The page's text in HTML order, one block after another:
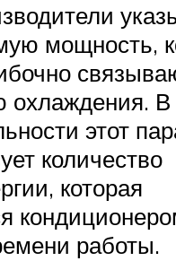
мощность,
охлаждения. В
этот
количество
которая
работы.